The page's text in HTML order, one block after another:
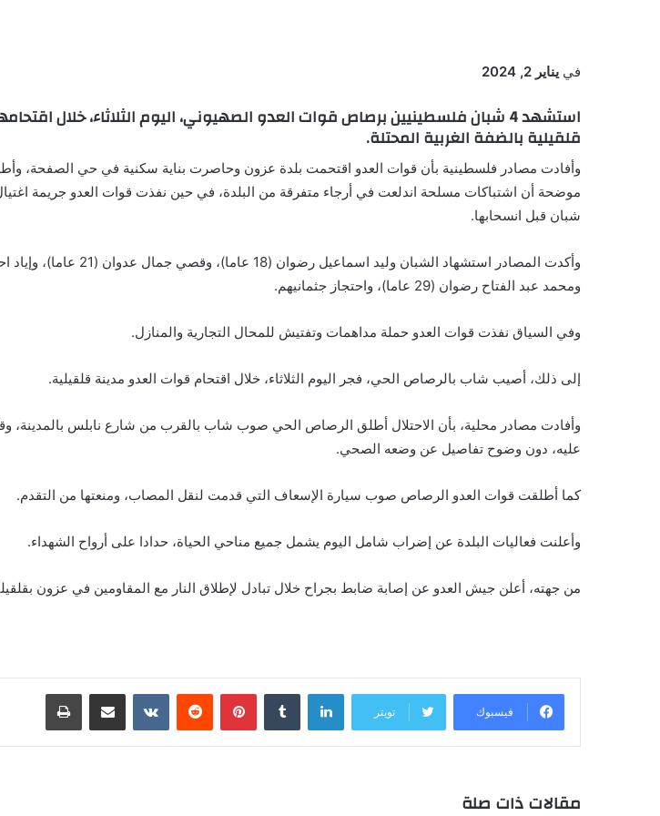
في يناير 2, 2024
استشهد 4 شبان فلسطينيين برصاص قوات العدو الصهيوني، اليوم الثلاثاء، خلال
قلقيلية بالضفة الغربية المحتلة.
وأفادت مصادر فلسطينية بأن قوات العدو اقتحمت بلدة عزون وحاصرت بناية سكنية في حي الصفحة،
شبان قبل انسحابها.
ومحمد عبد الفتاح رضوان (29 عاما)، واحتجاز جثمانيهم.
وفي السياق نفذت قوات العدو حملة مداهمات وتفتيش للمحال التجارية والمنازل.
إلى ذلك، أصيب شاب بالرصاص الحي، فجر اليوم الثلاثاء، خلال اقتحام قوات العدو مدينة قلقيلية.
وأفادت مصادر محلية، بأن الاحتلال أطلق الرصاص الحي صوب شاب بالقرب من شارع نابلس بالمدينة،
عليه، دون وضوح تفاصيل عن وضعه الصحي.
كما أطلقت قوات العدو الرصاص صوب سيارة الإسعاف التي قدمت لنقل المصاب، ومنعتها من التقدم.
وأعلنت فعاليات البلدة عن إضراب شامل اليوم يشمل جميع مناحي الحياة، حدادا على أرواح الشهداء.
من جهته، أعلن جيش العدو عن إصابة ضابط بجراح خلال تبادل لإطلاق النار مع المقاومين في عزون
فيسبوك تويتر
لينكدإن بينتيريست
مقالات ذات صلة